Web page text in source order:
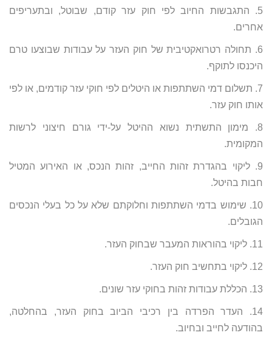
5. התגבשות החיוב לפי חוק עזר קודם, שבוטל, ובתעריפים
אחרים.
6. תחולה רטרואקטיבית של חוק העזר על עבודות שבוצעו טרם
היכנסו לתוקף.
7. תשלום דמי השתתפות או היטלים לפי חוקי עזר קודמים, או לפי
אותו חוק עזר.
8. מימון התשתית נשוא ההיטל על-ידי גורם חיצוני לרשות
המקומית.
9. ליקוי בהגדרת זהות החייב, זהות הנכס, או האירוע המטיל
חבות בהיטל.
10. שימוש בדמי השתתפות וחלוקתם שלא על כל בעלי הנכסים
הגובלים.
11. ליקוי בהוראות המעבר שבחוק העזר.
12. ליקוי בתחשיב חוק העזר.
13. הכללת עבודות זהות בחוקי עזר שונים.
14. העדר הפרדה בין רכיבי הביוב בחוק העזר, בהחלטה,
בהודעה לחייב ובחיוב.